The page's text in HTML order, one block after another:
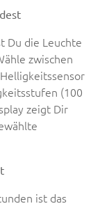
Du die Leuchte
zwischen
(100
zeigt Dir
ist das